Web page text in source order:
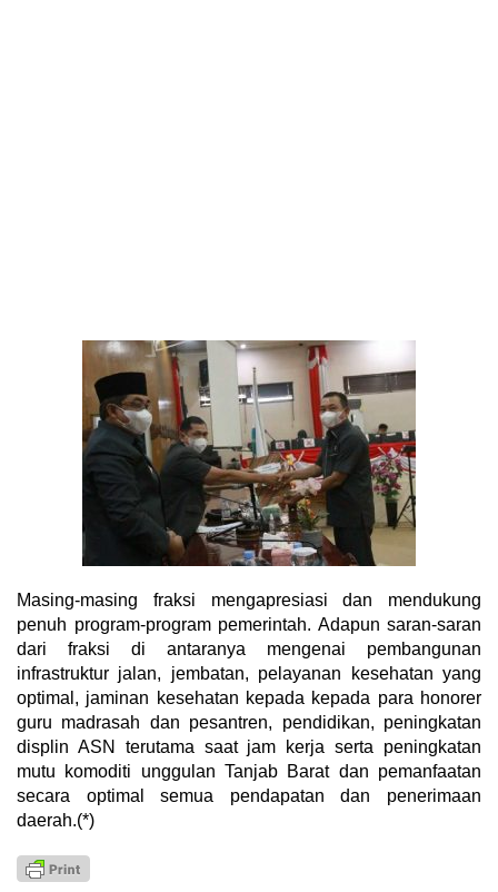
Masing-masing fraksi mengapresiasi dan mendukung
penuh program-program pemerintah. Adapun saran-saran
dari fraksi di antaranya mengenai pembangunan
infrastruktur jalan, jembatan, pelayanan kesehatan yang
optimal, jaminan kesehatan kepada kepada para honorer
guru madrasah dan pesantren, pendidikan, peningkatan
displin ASN terutama saat jam kerja serta peningkatan
mutu komoditi unggulan Tanjab Barat dan pemanfaatan
secara optimal semua pendapatan dan penerimaan
daerah.(*)